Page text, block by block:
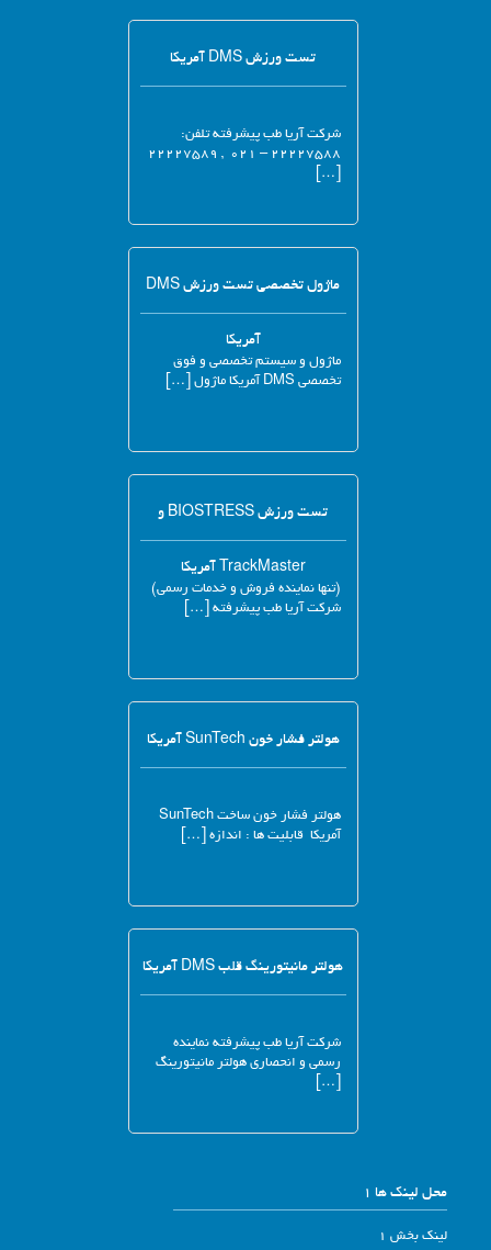
تست ورزش DMS آمریکا
شرکت آریا طب پیشرفته تلفن:
۲۲۲۲۷۵۸۸ – ۰۲۱ , ۲۲۲۲۷۵۸۹
[…]
ماژول تخصصی تست ورزش DMS
آمریکا
ماژول و سیستم تخصصی و فوق
تخصصی DMS آمریکا ماژول […]
تست ورزش BIOSTRESS و
TrackMaster آمریکا
(تنها نماینده فروش و خدمات رسمی)
شرکت آریا طب پیشرفته […]
هولتر فشار خون SunTech آمریکا
هولتر فشار خون ساخت SunTech
آمریکا قابلیت ها : اندازه […]
هولتر مانیتورینگ قلب DMS آمریکا
شرکت آریا طب پیشرفته نماینده
رسمی و انحصاری هولتر مانیتورینگ
[…]
محل لینک ها 1
لینک بخش 1